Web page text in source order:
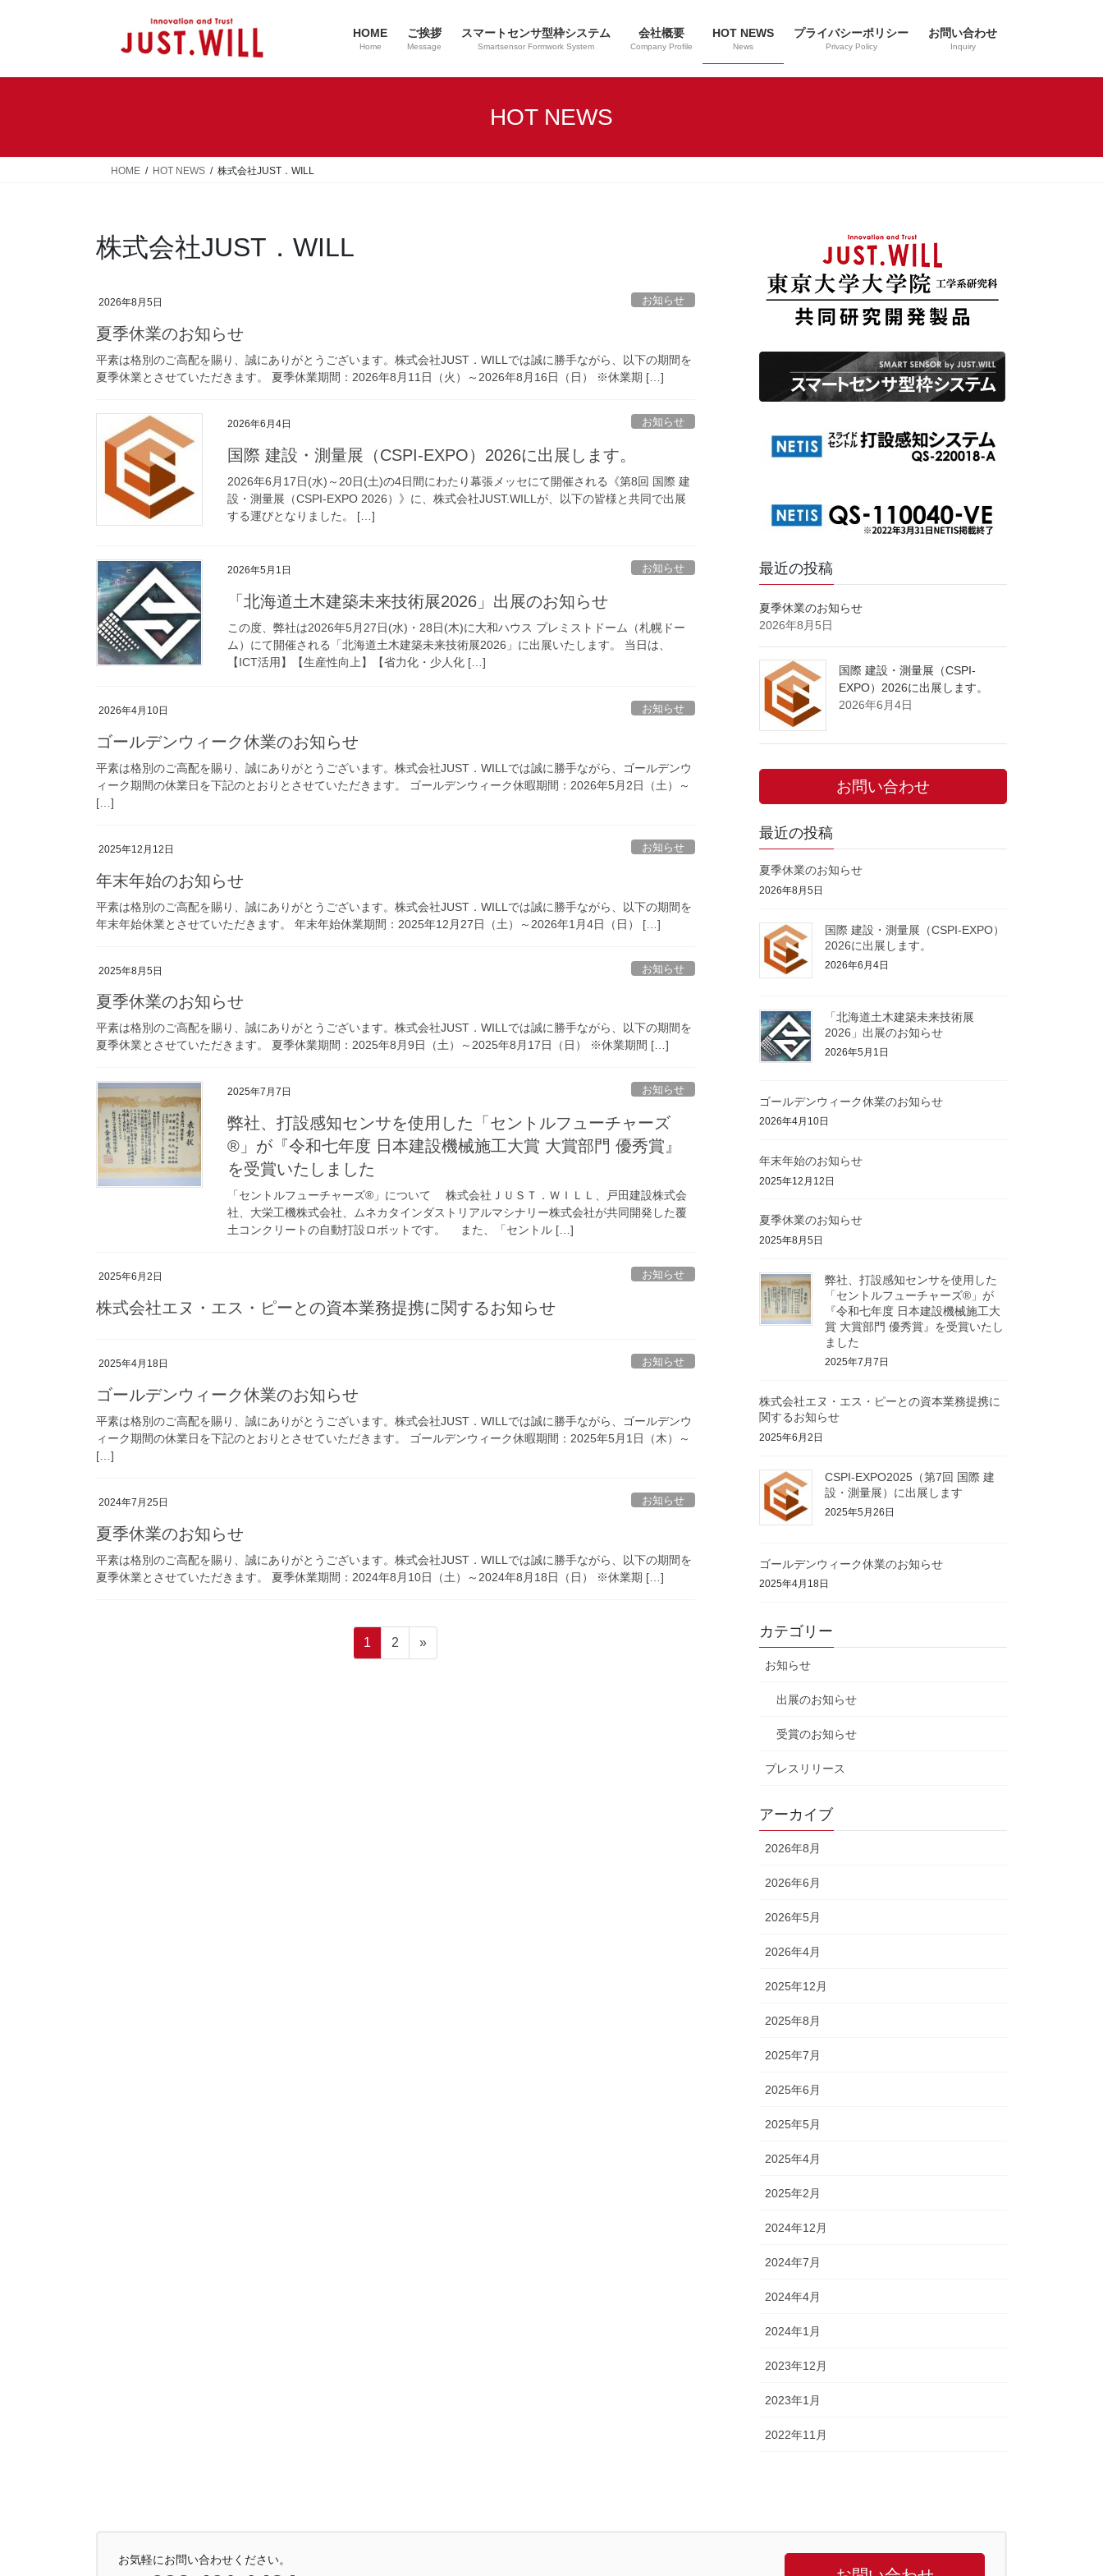
HOME
Home
ご挨拶
Message
スマートセンサ型枠システム
Smartsensor Formwork System
会社概要
Company Profile
HOT NEWS
News
プライバシーポリシー
Privacy Policy
お問い合わせ
Inquiry
HOT NEWS
HOME HOT NEWS 株式会社JUST．WILL
株式会社JUST．WILL
2026年8月5日 お知らせ
夏季休業のお知らせ
平素は格別のご高配を賜り、誠にありがとうございます。株式会社JUST．WILLでは誠に勝手ながら、以下の期間を
夏季休業とさせていただきます。 夏季休業期間：2026年8月11日（火）～2026年8月16日（日） ※休業期 […]
2026年6月4日 お知らせ
国際 建設・測量展（CSPI-EXPO）2026に出展します。
2026年6月17日(水)～20日(土)の4日間にわたり幕張メッセにて開催される《第8回 国際 建
設・測量展（CSPI-EXPO 2026）》に、株式会社JUST.WILLが、以下の皆様と共同で出展
する運びとなりました。 […]
2026年5月1日 お知らせ
「北海道土木建築未来技術展2026」出展のお知らせ
この度、弊社は2026年5月27日(水)・28日(木)に大和ハウス プレミストドーム（札幌ドー
ム）にて開催される「北海道土木建築未来技術展2026」に出展いたします。 当日は、
【ICT活用】【生産性向上】【省力化・少人化 […]
2026年4月10日 お知らせ
ゴールデンウィーク休業のお知らせ
平素は格別のご高配を賜り、誠にありがとうございます。株式会社JUST．WILLでは誠に勝手ながら、ゴールデンウ
ィーク期間の休業日を下記のとおりとさせていただきます。 ゴールデンウィーク休暇期間：2026年5月2日（土）～
[…]
2025年12月12日 お知らせ
年末年始のお知らせ
平素は格別のご高配を賜り、誠にありがとうございます。株式会社JUST．WILLでは誠に勝手ながら、以下の期間を
年末年始休業とさせていただきます。 年末年始休業期間：2025年12月27日（土）～2026年1月4日（日） […]
2025年8月5日 お知らせ
夏季休業のお知らせ
平素は格別のご高配を賜り、誠にありがとうございます。株式会社JUST．WILLでは誠に勝手ながら、以下の期間を
夏季休業とさせていただきます。 夏季休業期間：2025年8月9日（土）～2025年8月17日（日） ※休業期間 […]
2025年7月7日 お知らせ
弊社、打設感知センサを使用した「セントルフューチャーズ
®」が『令和七年度 日本建設機械施工大賞 大賞部門 優秀賞』
を受賞いたしました
「セントルフューチャーズ®」について 株式会社ＪＵＳＴ．ＷＩＬＬ、戸田建設株式会
社、大栄工機株式会社、ムネカタインダストリアルマシナリー株式会社が共同開発した覆
土コンクリートの自動打設ロボットです。 また、「セントル […]
2025年6月2日 お知らせ
株式会社エヌ・エス・ピーとの資本業務提携に関するお知らせ
2025年4月18日 お知らせ
ゴールデンウィーク休業のお知らせ
平素は格別のご高配を賜り、誠にありがとうございます。株式会社JUST．WILLでは誠に勝手ながら、ゴールデンウ
ィーク期間の休業日を下記のとおりとさせていただきます。 ゴールデンウィーク休暇期間：2025年5月1日（木）～
[…]
2024年7月25日 お知らせ
夏季休業のお知らせ
平素は格別のご高配を賜り、誠にありがとうございます。株式会社JUST．WILLでは誠に勝手ながら、以下の期間を
夏季休業とさせていただきます。 夏季休業期間：2024年8月10日（土）～2024年8月18日（日） ※休業期 […]
固
定
1
固
定
2 »
最近の投稿
夏季休業のお知らせ
2026年8月5日
国際 建設・測量展（CSPI-
EXPO）2026に出展します。
2026年6月4日
お問い合わせ
最近の投稿
夏季休業のお知らせ
2026年8月5日
国際 建設・測量展（CSPI-EXPO）
2026に出展します。
2026年6月4日
「北海道土木建築未来技術展
2026」出展のお知らせ
2026年5月1日
ゴールデンウィーク休業のお知らせ
2026年4月10日
年末年始のお知らせ
2025年12月12日
夏季休業のお知らせ
2025年8月5日
弊社、打設感知センサを使用した
「セントルフューチャーズ®」が
『令和七年度 日本建設機械施工大
賞 大賞部門 優秀賞』を受賞いたし
ました
2025年7月7日
株式会社エヌ・エス・ピーとの資本業務提携に
関するお知らせ
2025年6月2日
CSPI-EXPO2025（第7回 国際 建
設・測量展）に出展します
2025年5月26日
ゴールデンウィーク休業のお知らせ
2025年4月18日
カテゴリー
お知らせ
出展のお知らせ
受賞のお知らせ
プレスリリース
アーカイブ
2026年8月
2026年6月
2026年5月
2026年4月
2025年12月
2025年8月
2025年7月
2025年6月
2025年5月
2025年4月
2025年2月
2024年12月
2024年7月
2024年4月
2024年1月
2023年12月
2023年1月
2022年11月
お気軽にお問い合わせください。